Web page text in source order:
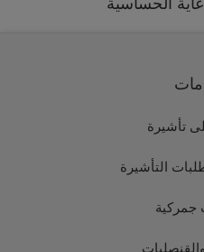
الحساسية
تأشيرة
التأشيرة
جمركية